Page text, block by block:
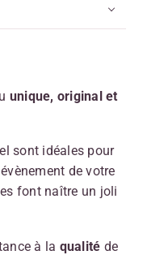
unique, original et
sont idéales pour
de votre
font naître un joli
à la qualité de